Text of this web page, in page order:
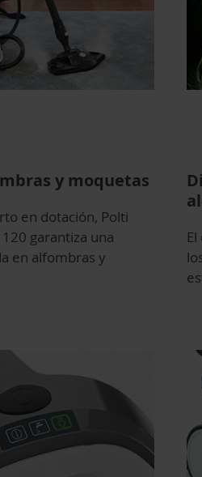
y moquetas
en dotación, Polti
garantiza una
en alfombras y